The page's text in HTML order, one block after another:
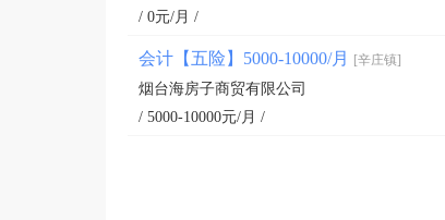
/ 0元/月 /
会计【五险】5000-10000/月 [辛庄镇]
烟台海房子商贸有限公司
/ 5000-10000元/月 /